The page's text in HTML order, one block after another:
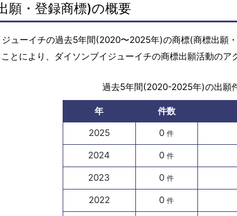
願・登録商標)の概要
ジューイチの過去5年間(2020〜2025年)の商標(商標出願
とにより、ダイソンブイジューイチの商標出願活動のア
過去5年間(2020-2025年)の出願
年 件数
2025
0件
2024 0件
2023 0件
2022 0件